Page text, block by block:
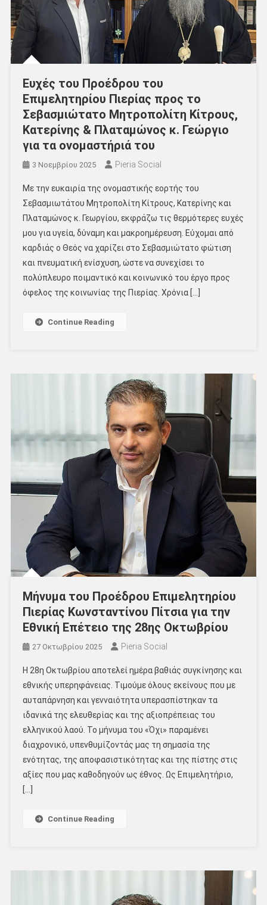
Ευχές του Προέδρου του
Επιμελητηρίου Πιερίας προς το
Σεβασμιώτατο Μητροπολίτη Κίτρους,
Κατερίνης & Πλαταμώνος κ. Γεώργιο
για τα ονομαστήριά του
3 Νοεμβρίου 2025 Pieria Social
Με την ευκαιρία της ονομαστικής εορτής του
Σεβασμιωτάτου Μητροπολίτη Κίτρους, Κατερίνης και
Πλαταμώνος κ. Γεωργίου, εκφράζω τις θερμότερες ευχές
μου για υγεία, δύναμη και μακροημέρευση. Εύχομαι από
καρδιάς ο Θεός να χαρίζει στο Σεβασμιώτατο φώτιση
και πνευματική ενίσχυση, ώστε να συνεχίσει το
πολύπλευρο ποιμαντικό και κοινωνικό του έργο προς
όφελος της κοινωνίας της Πιερίας. Χρόνια […]
Continue Reading
Μήνυμα του Προέδρου Επιμελητηρίου
Πιερίας Κωνσταντίνου Πίτσια για την
Εθνική Επέτειο της 28ης Οκτωβρίου
27 Οκτωβρίου 2025 Pieria Social
Η 28η Οκτωβρίου αποτελεί ημέρα βαθιάς συγκίνησης και
εθνικής υπερηφάνειας. Τιμούμε όλους εκείνους που με
αυταπάρνηση και γενναιότητα υπερασπίστηκαν τα
ιδανικά της ελευθερίας και της αξιοπρέπειας του
ελληνικού λαού. Το μήνυμα του «Όχι» παραμένει
διαχρονικό, υπενθυμίζοντάς μας τη σημασία της
ενότητας, της αποφασιστικότητας και της πίστης στις
αξίες που μας καθοδηγούν ως έθνος. Ως Επιμελητήριο,
[…]
Continue Reading